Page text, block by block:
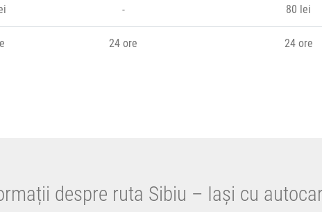
-
80 lei
24 ore 24 ore
despre ruta Sibiu – Iași cu